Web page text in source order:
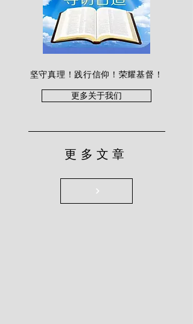
坚守真理！践行信仰！荣耀基督！
更多关于我们
更多文章